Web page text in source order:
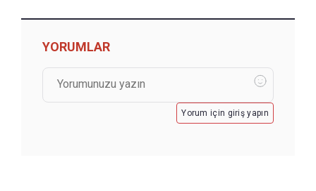
YORUMLAR
Yorum için giriş yapın